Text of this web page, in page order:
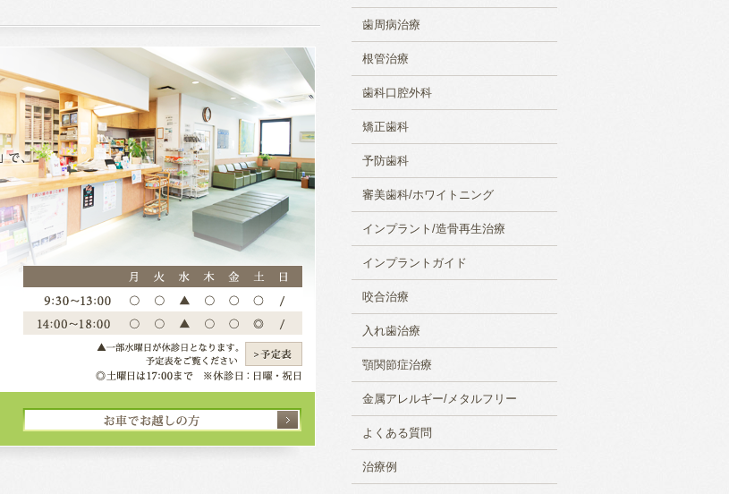
歯周病治療
根管治療
歯科口腔外科
矯正歯科
予防歯科
審美歯科/ホワイトニング
インプラント/造骨再生治療
インプラントガイド
咬合治療
入れ歯治療
顎関節症治療
金属アレルギー/メタルフリー
よくある質問
治療例